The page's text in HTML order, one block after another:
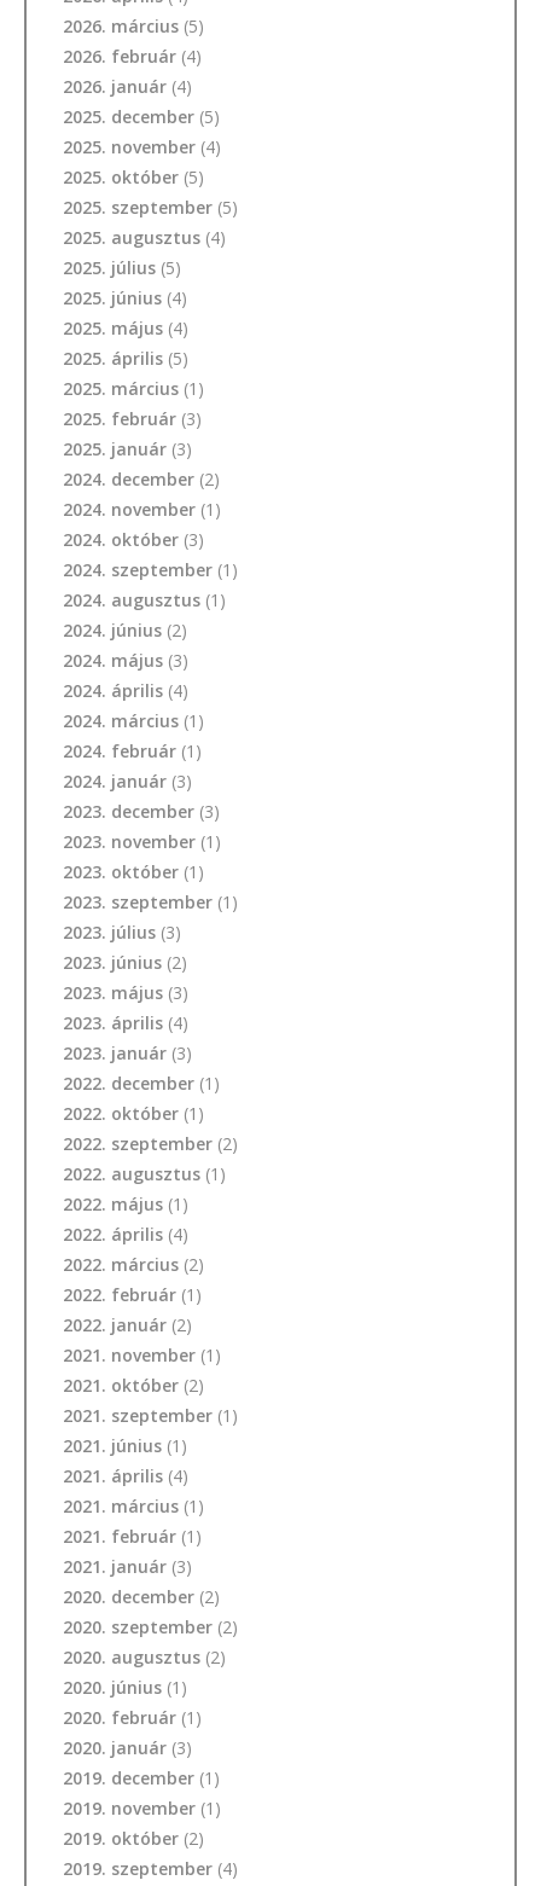
2026. március (5)
2026. február (4)
2026. január (4)
2025. december (5)
2025. november (4)
2025. október (5)
2025. szeptember (5)
2025. augusztus (4)
2025. július (5)
2025. június (4)
2025. május (4)
2025. április (5)
2025. március (1)
2025. február (3)
2025. január (3)
2024. december (2)
2024. november (1)
2024. október (3)
2024. szeptember (1)
2024. augusztus (1)
2024. június (2)
2024. május (3)
2024. április (4)
2024. március (1)
2024. február (1)
2024. január (3)
2023. december (3)
2023. november (1)
2023. október (1)
2023. szeptember (1)
2023. július (3)
2023. június (2)
2023. május (3)
2023. április (4)
2023. január (3)
2022. december (1)
2022. október (1)
2022. szeptember (2)
2022. augusztus (1)
2022. május (1)
2022. április (4)
2022. március (2)
2022. február (1)
2022. január (2)
2021. november (1)
2021. október (2)
2021. szeptember (1)
2021. június (1)
2021. április (4)
2021. március (1)
2021. február (1)
2021. január (3)
2020. december (2)
2020. szeptember (2)
2020. augusztus (2)
2020. június (1)
2020. február (1)
2020. január (3)
2019. december (1)
2019. november (1)
2019. október (2)
2019. szeptember (4)